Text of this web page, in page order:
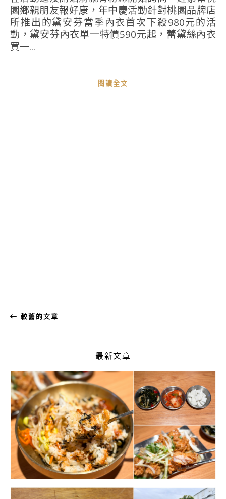
園鄉親朋友報好康，年中慶活動針對桃園品牌店
所推出的黛安芬當季內衣首次下殺980元的活
動，黛安芬內衣單一特價590元起，蕾黛絲內衣
買一...
閱讀全文
較舊的文章
最新文章